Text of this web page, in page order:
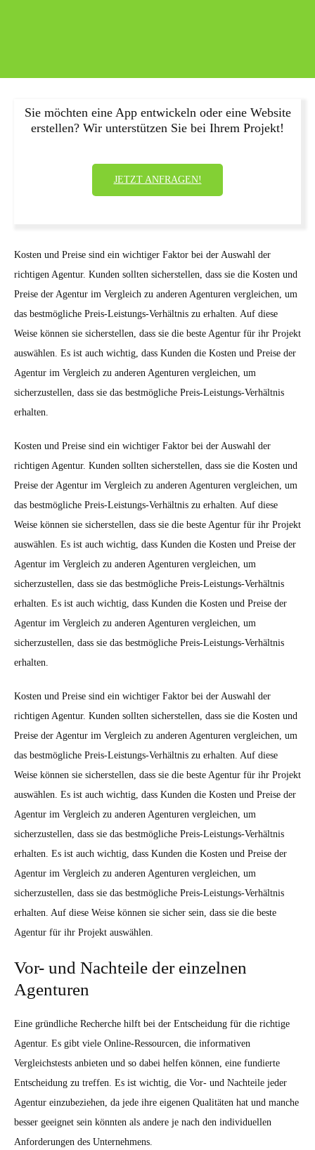
Sie möchten eine App entwickeln oder eine Website
erstellen? Wir unterstützen Sie bei Ihrem Projekt!
JETZT ANFRAGEN!
Kosten und Preise sind ein wichtiger Faktor bei der Auswahl der
richtigen Agentur. Kunden sollten sicherstellen, dass sie die Kosten und
Preise der Agentur im Vergleich zu anderen Agenturen vergleichen, um
das bestmögliche Preis-Leistungs-Verhältnis zu erhalten. Auf diese
Weise können sie sicherstellen, dass sie die beste Agentur für ihr Projekt
auswählen. Es ist auch wichtig, dass Kunden die Kosten und Preise der
Agentur im Vergleich zu anderen Agenturen vergleichen, um
sicherzustellen, dass sie das bestmögliche Preis-Leistungs-Verhältnis
erhalten.
Kosten und Preise sind ein wichtiger Faktor bei der Auswahl der
richtigen Agentur. Kunden sollten sicherstellen, dass sie die Kosten und
Preise der Agentur im Vergleich zu anderen Agenturen vergleichen, um
das bestmögliche Preis-Leistungs-Verhältnis zu erhalten. Auf diese
Weise können sie sicherstellen, dass sie die beste Agentur für ihr Projekt
auswählen. Es ist auch wichtig, dass Kunden die Kosten und Preise der
Agentur im Vergleich zu anderen Agenturen vergleichen, um
sicherzustellen, dass sie das bestmögliche Preis-Leistungs-Verhältnis
erhalten. Es ist auch wichtig, dass Kunden die Kosten und Preise der
Agentur im Vergleich zu anderen Agenturen vergleichen, um
sicherzustellen, dass sie das bestmögliche Preis-Leistungs-Verhältnis
erhalten.
Kosten und Preise sind ein wichtiger Faktor bei der Auswahl der
richtigen Agentur. Kunden sollten sicherstellen, dass sie die Kosten und
Preise der Agentur im Vergleich zu anderen Agenturen vergleichen, um
das bestmögliche Preis-Leistungs-Verhältnis zu erhalten. Auf diese
Weise können sie sicherstellen, dass sie die beste Agentur für ihr Projekt
auswählen. Es ist auch wichtig, dass Kunden die Kosten und Preise der
Agentur im Vergleich zu anderen Agenturen vergleichen, um
sicherzustellen, dass sie das bestmögliche Preis-Leistungs-Verhältnis
erhalten. Es ist auch wichtig, dass Kunden die Kosten und Preise der
Agentur im Vergleich zu anderen Agenturen vergleichen, um
sicherzustellen, dass sie das bestmögliche Preis-Leistungs-Verhältnis
erhalten. Auf diese Weise können sie sicher sein, dass sie die beste
Agentur für ihr Projekt auswählen.
Vor- und Nachteile der einzelnen
Agenturen
Eine gründliche Recherche hilft bei der Entscheidung für die richtige
Agentur. Es gibt viele Online-Ressourcen, die informativen
Vergleichstests anbieten und so dabei helfen können, eine fundierte
Entscheidung zu treffen. Es ist wichtig, die Vor- und Nachteile jeder
Agentur einzubeziehen, da jede ihre eigenen Qualitäten hat und manche
besser geeignet sein könnten als andere je nach den individuellen
Anforderungen des Unternehmens.